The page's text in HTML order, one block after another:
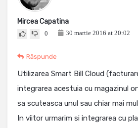
Mircea Capatina
0 30 martie 2016 at 20:02
Răspunde
Utilizarea Smart Bill Cloud
integrarea acestuia cu magazinul
sa scuteasca unul sau chiar mai
In viitor urmarim si integrarea cu